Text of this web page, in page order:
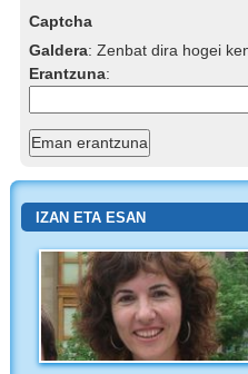
Captcha
Galdera:Zenbat dira hogei
Erantzuna:
IZAN ETA ESAN